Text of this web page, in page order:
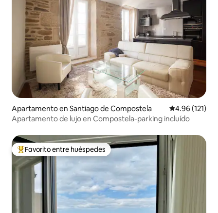
Apartamento en Santiago de Compostela Calificación
4.96 (121)
Apartamento de lujo en Compostela-parking incluído
Favorito entre huéspedes preferido
Favorito entre huéspedes